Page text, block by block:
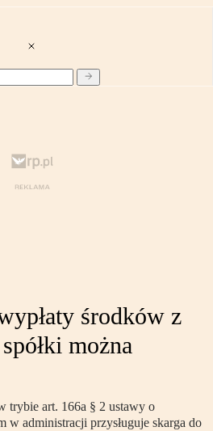
środków z
można
trybie art. 166a § 2 ustawy o
w administracji przysługuje skarga do